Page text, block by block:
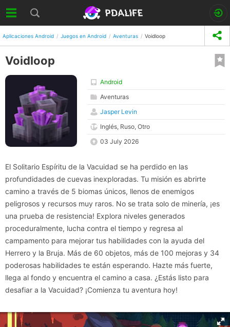
Aplicaciones Android Juegos en Android Aventuras Voidloop
Voidloop
Android
Aventuras
Jasper Levin
Inglés, Ruso, Otro
03 July 2026
El Solitario Espíritu de la Vacuidad se ha perdido en las
profundidades de cuevas inexploradas. Tu misión es abrirte
camino a través de 5 biomas únicos, llenos de enemigos
peligrosos y recursos muy raros. No se trata solo de minería, ¡es
una prueba de resistencia! Explora niveles generados
proceduralmente, lucha contra el tiempo y regresa al
campamento para mejorar tus habilidades con la ayuda del
Herrero y la Bruja. Más de 60 objetos, más de 100 mejoras y 34
poderosas habilidades te están esperando. Hazte más fuerte,
llega al fondo y encuentra el camino a casa. ¿Estás listo para
desafiar a la Vacuidad? ¡Comienza tu aventura hoy!